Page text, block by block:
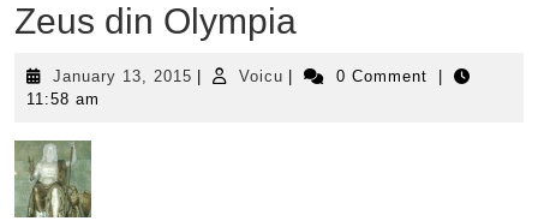
Zeus din Olympia
January 13, 2015 JanuaryVoicu Voicu 0 Comment
11:58 am